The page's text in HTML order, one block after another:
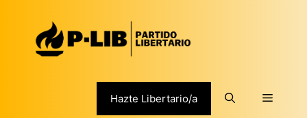
contenido
Hazte Libertario/a Menú